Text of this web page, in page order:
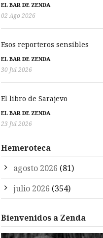
EL BAR DE ZENDA
02 Ago 2026
Esos reporteros sensibles
EL BAR DE ZENDA
30 Jul 2026
El libro de Sarajevo
EL BAR DE ZENDA
23 Jul 2026
Hemeroteca
agosto 2026 (81)
julio 2026 (354)
Bienvenidos a Zenda